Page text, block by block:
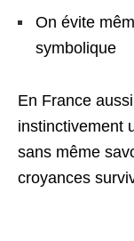
On évite
symbolique
En France
instinctivement
sans même
croyances